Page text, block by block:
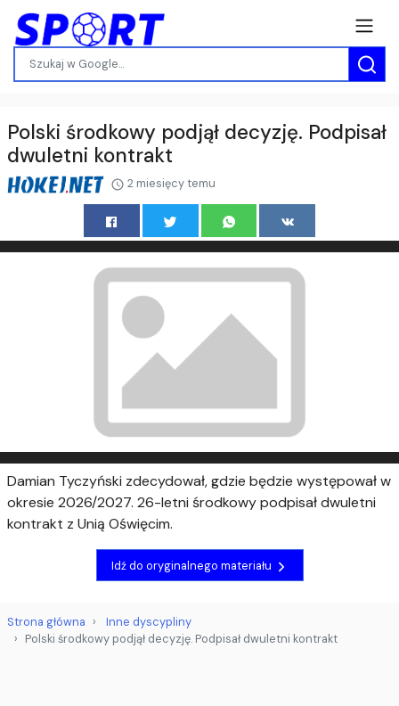
Polski środkowy podjął decyzję. Podpisał
dwuletni kontrakt
2 miesięcy temu
Damian Tyczyński zdecydował, gdzie będzie występował w
okresie 2026/2027. 26-letni środkowy podpisał dwuletni
kontrakt z Unią Oświęcim.
Idź do oryginalnego materiału
Strona główna
Inne dyscypliny
Polski środkowy podjął decyzję. Podpisał dwuletni kontrakt